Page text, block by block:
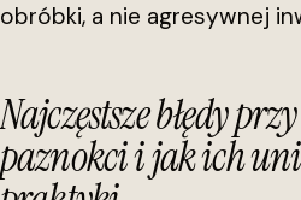
obróbki, a nie agresywnej
Najczęstsze błędy
paznokci i jak ich